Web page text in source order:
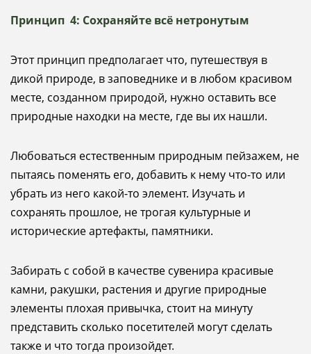
Принцип 4: Сохраняйте всё нетронутым
Этот принцип предполагает что, путешествуя в
дикой природе, в заповеднике и в любом красивом
месте, созданном природой, нужно оставить все
природные находки на месте, где вы их нашли.
Любоваться естественным природным пейзажем, не
пытаясь поменять его, добавить к нему что-то или
убрать из него какой-то элемент. Изучать и
сохранять прошлое, не трогая культурные и
исторические артефакты, памятники.
Забирать с собой в качестве сувенира красивые
камни, ракушки, растения и другие природные
элементы плохая привычка, стоит на минуту
представить сколько посетителей могут сделать
также и что тогда произойдет.